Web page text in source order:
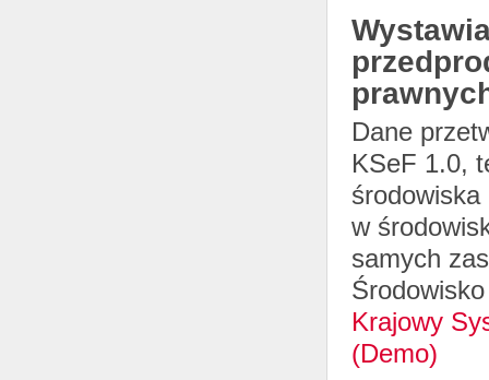
Dane
KSeF 1.0,
w
samych
Krajowy
(Demo)